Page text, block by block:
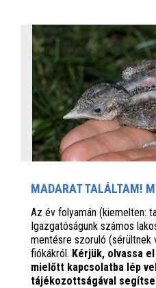
MADARAT TALÁLTAM!
Az év folyamán (kiemelten:
Igazgatóságunk számos
mentésre szoruló (sérültnek
fiókákról. Kérjük, olvassa
mielőtt kapcsolatba lép
tájékozottságával